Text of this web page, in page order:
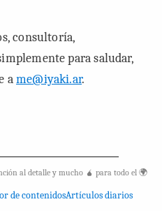
consultoría,
para saludar,
ame@iyaki.ar.
al detalle y mucho 🧉 para todo el 🌍
de contenidosArtículos diarios